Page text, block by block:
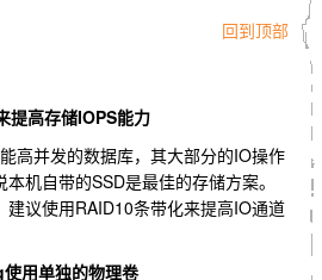
回到顶部
提高存储IOPS能力
高并发的数据库，其大部分的IO操作
机自带的SSD是最佳的存储方案。
建议使用RAID10条带化来提高IO通道
用单独的物理卷